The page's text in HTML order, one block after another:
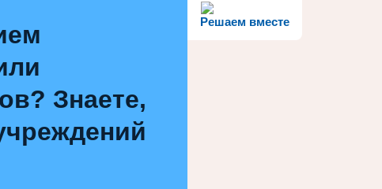
Решаем вместе
Знаете,